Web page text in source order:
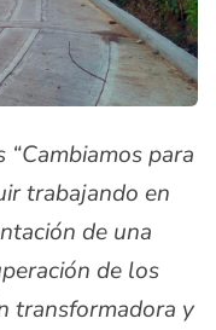
para
trabajando en
de una
de los
transformadora y